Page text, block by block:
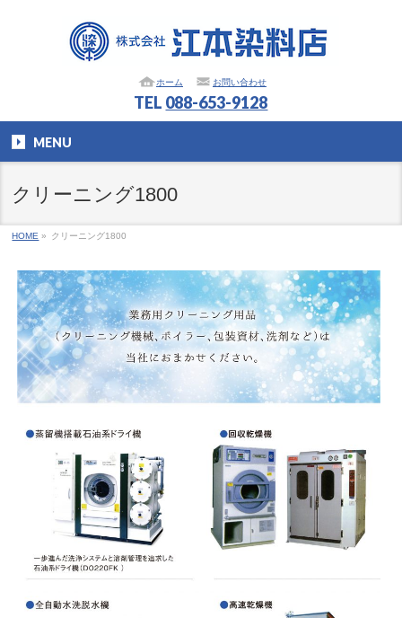
ホーム お問い合わせ
TEL 088-653-9128
MENU
クリーニング1800
HOME » クリーニング1800